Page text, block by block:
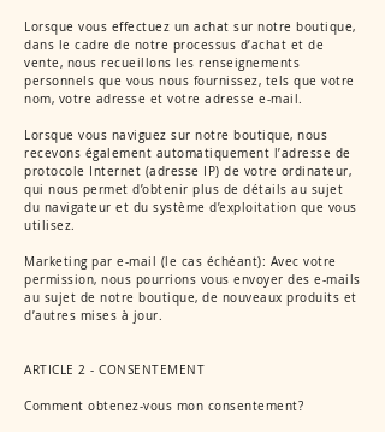
Lorsque vous effectuez un achat sur notre boutique,
dans le cadre de notre processus d’achat et de
vente, nous recueillons les renseignements
personnels que vous nous fournissez, tels que votre
nom, votre adresse et votre adresse e-mail.
Lorsque vous naviguez sur notre boutique, nous
recevons également automatiquement l’adresse de
protocole Internet (adresse IP) de votre ordinateur,
qui nous permet d’obtenir plus de détails au sujet
du navigateur et du système d’exploitation que vous
utilisez.
Marketing par e-mail (le cas échéant): Avec votre
permission, nous pourrions vous envoyer des e-mails
au sujet de notre boutique, de nouveaux produits et
d’autres mises à jour.
ARTICLE 2 - CONSENTEMENT
Comment obtenez-vous mon consentement?